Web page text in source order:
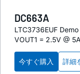
DC663A
LTC3736EUF
VOUT1 = 2.5V @
今すぐ購入 詳細